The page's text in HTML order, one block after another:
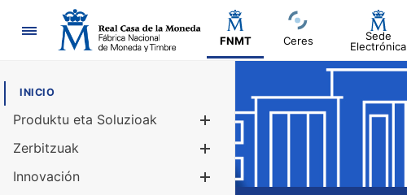
Nabigazioa
FNMT Ceres
Sede
Electrónica
INICIO
Produktu eta Soluzioak
Erakutsi/Ezkutatu
Zerbitzuak
Innovación